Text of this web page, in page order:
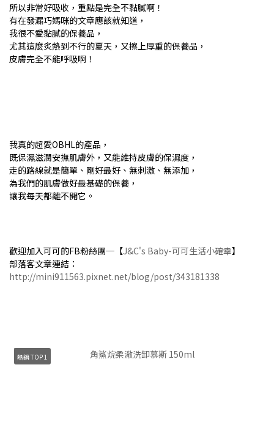
所以非常好吸收，重點是完全不黏膩啊！
有在發漏巧媽咪的文章應該就知道，
我很不愛黏膩的保養品，
尤其這麼炙熱到不行的夏天，又擦上厚重的保養品，
皮膚完全不能呼吸啊！
我真的超愛OBHL的產品，
既保濕滋潤安撫肌膚外，又能維持皮膚的保濕度，
走的路線就是簡單、剛好最好、無刺激、無添加，
為我們的肌膚做好最基礎的保養，
讓我每天都離不開它。
歡迎加入可可的FB粉絲團─【J&C's Baby-可可生活小確幸】
部落客文章連結：
http://mini911563.pixnet.net/blog/post/343181338
熱銷 TOP 1